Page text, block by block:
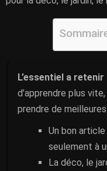
L’essentiel a retenir
d’apprendre plus
prendre de
Un bon
seulement à
La déco, le